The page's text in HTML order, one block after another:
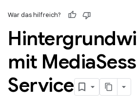
War das hilfreich?
mit Media
Service